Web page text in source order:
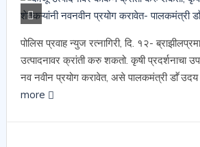
पोलिस प्रवाह न्युज रत्नागिरी, दि. १२-
उत्पादनावर क्रांती करु शकतो. कृषी प्रदर्शनाचा
नव नवीन प्रयोग करावेत, असे पालकमंत्री डाॕ उदय
more